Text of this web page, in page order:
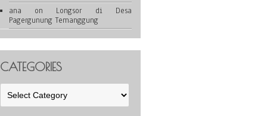
ana on Longsor di Desa
Pagergunung Temanggung
CATEGORIES
Categories